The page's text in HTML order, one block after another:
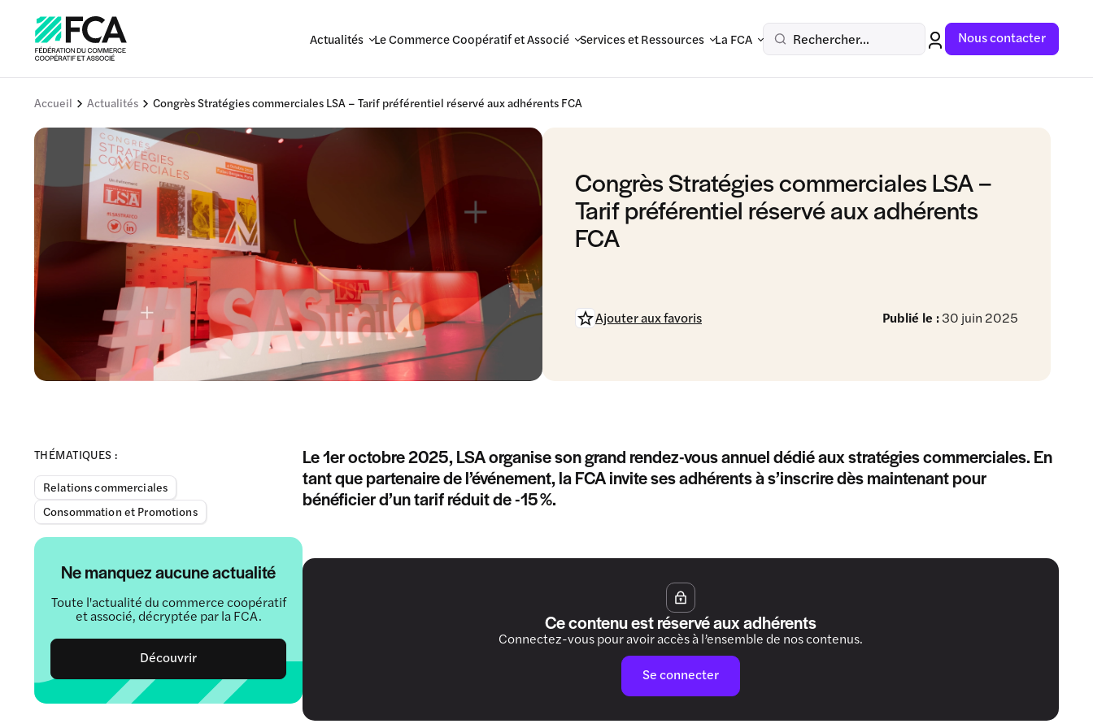
Actualités Le Commerce Coopératif et Associé Services et Ressources La FCA Rechercher... Nous contacter
Accueil Actualités Congrès Stratégies commerciales LSA – Tarif préférentiel réservé aux adhérents FCA
Congrès Stratégies commerciales LSA –
Tarif préférentiel réservé aux adhérents
FCA
Publié le :30 juin 2025
Ajouter aux favoris
THÉMATIQUES :
Relations commerciales
Consommation et Promotions
Ne manquez aucune actualité
Toute l'actualité du commerce coopératif
et associé, décryptée par la FCA.
Découvrir
Le 1er octobre 2025, LSA organise son grand rendez-vous annuel dédié aux stratégies commerciales. En
tant que partenaire de l’événement, la FCA invite ses adhérents à s’inscrire dès maintenant pour
bénéficier d’un tarif réduit de -15 %.
Ce contenu est réservé aux adhérents
Connectez-vous pour avoir accès à l’ensemble de nos contenus.
Se connecter